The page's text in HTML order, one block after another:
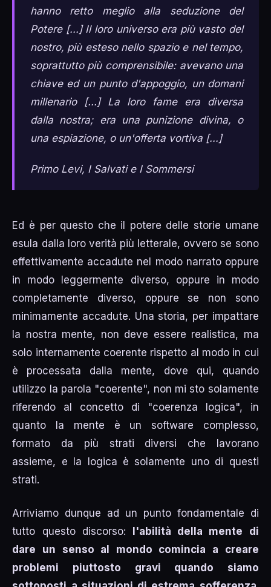
hanno retto meglio alla seduzione del
Potere [...] Il loro universo era più vasto del
nostro, più esteso nello spazio e nel tempo,
soprattutto più comprensibile: avevano una
chiave ed un punto d'appoggio, un domani
millenario [...] La loro fame era diversa
dalla nostra; era una punizione divina, o
una espiazione, o un'offerta vortiva [...]
Primo Levi, I Salvati e I Sommersi
Ed è per questo che il potere delle storie umane
esula dalla loro verità più letterale, ovvero se sono
effettivamente accadute nel modo narrato oppure
in modo leggermente diverso, oppure in modo
completamente diverso, oppure se non sono
minimamente accadute. Una storia, per impattare
la nostra mente, non deve essere realistica, ma
solo internamente coerente rispetto al modo in cui
è processata dalla mente, dove qui, quando
utilizzo la parola "coerente", non mi sto solamente
riferendo al concetto di "coerenza logica", in
quanto la mente è un software complesso,
formato da più strati diversi che lavorano
assieme, e la logica è solamente uno di questi
strati.
Arriviamo dunque ad un punto fondamentale di
tutto questo discorso:
l'abilità della mente di
dare un senso al mondo comincia a creare
problemi piuttosto gravi quando siamo